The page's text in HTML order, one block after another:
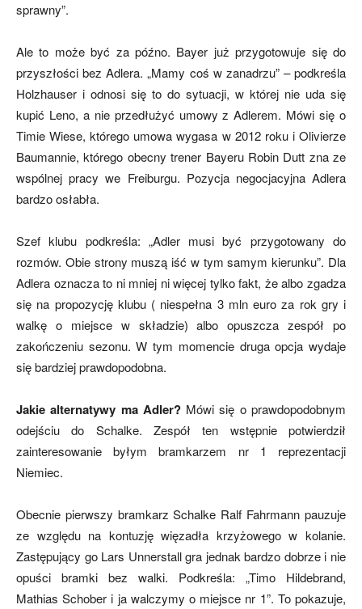
sprawny”.
Ale to może być za późno. Bayer już przygotowuje się do
przyszłości bez Adlera. „Mamy coś w zanadrzu” – podkreśla
Holzhauser i odnosi się to do sytuacji, w której nie uda się
kupić Leno, a nie przedłużyć umowy z Adlerem. Mówi się o
Timie Wiese, którego umowa wygasa w 2012 roku i Olivierze
Baumannie, którego obecny trener Bayeru Robin Dutt zna ze
wspólnej pracy we Freiburgu. Pozycja negocjacyjna Adlera
bardzo osłabła.
Szef klubu podkreśla: „Adler musi być przygotowany do
rozmów. Obie strony muszą iść w tym samym kierunku”. Dla
Adlera oznacza to ni mniej ni więcej tylko fakt, że albo zgadza
się na propozycję klubu ( niespełna 3 mln euro za rok gry i
walkę o miejsce w składzie) albo opuszcza zespół po
zakończeniu sezonu. W tym momencie druga opcja wydaje
się bardziej prawdopodobna.
Jakie alternatywy ma Adler?Mówi się o prawdopodobnym
odejściu do Schalke. Zespół ten wstępnie potwierdził
zainteresowanie byłym bramkarzem nr 1 reprezentacji
Niemiec.
Obecnie pierwszy bramkarz Schalke Ralf Fahrmann pauzuje
ze względu na kontuzję więzadła krzyżowego w kolanie.
Zastępujący go Lars Unnerstall gra jednak bardzo dobrze i nie
opuści bramki bez walki. Podkreśla: „Timo Hildebrand,
Mathias Schober i ja walczymy o miejsce nr 1”. To pokazuje,